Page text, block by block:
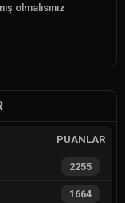
olmalısınız
PUANLAR
2255
1664